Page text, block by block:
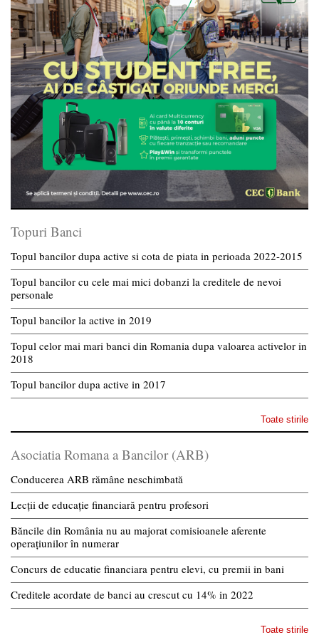
Topuri Banci
Topul bancilor dupa active si cota de piata in perioada 2022-2015
Topul bancilor cu cele mai mici dobanzi la creditele de nevoi
personale
Topul bancilor la active in 2019
Topul celor mai mari banci din Romania dupa valoarea activelor in
2018
Topul bancilor dupa active in 2017
Toate stirile
Asociatia Romana a Bancilor (ARB)
Conducerea ARB rămâne neschimbată
Lecții de educație financiară pentru profesori
Băncile din România nu au majorat comisioanele aferente
operațiunilor în numerar
Concurs de educatie financiara pentru elevi, cu premii in bani
Creditele acordate de banci au crescut cu 14% in 2022
Toate stirile